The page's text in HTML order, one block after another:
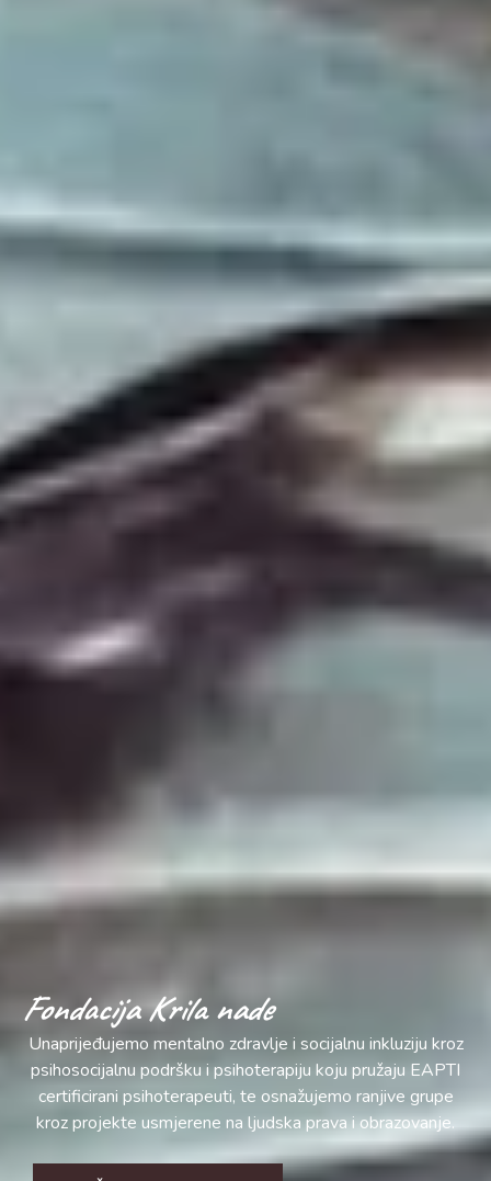
Fondacija Krila nade
Unaprijeđujemo mentalno zdravlje i socijalnu inkluziju kroz
psihosocijalnu podršku i psihoterapiju koju pružaju EAPTI
certificirani psihoterapeuti, te osnažujemo ranjive grupe
kroz projekte usmjerene na ljudska prava i obrazovanje.